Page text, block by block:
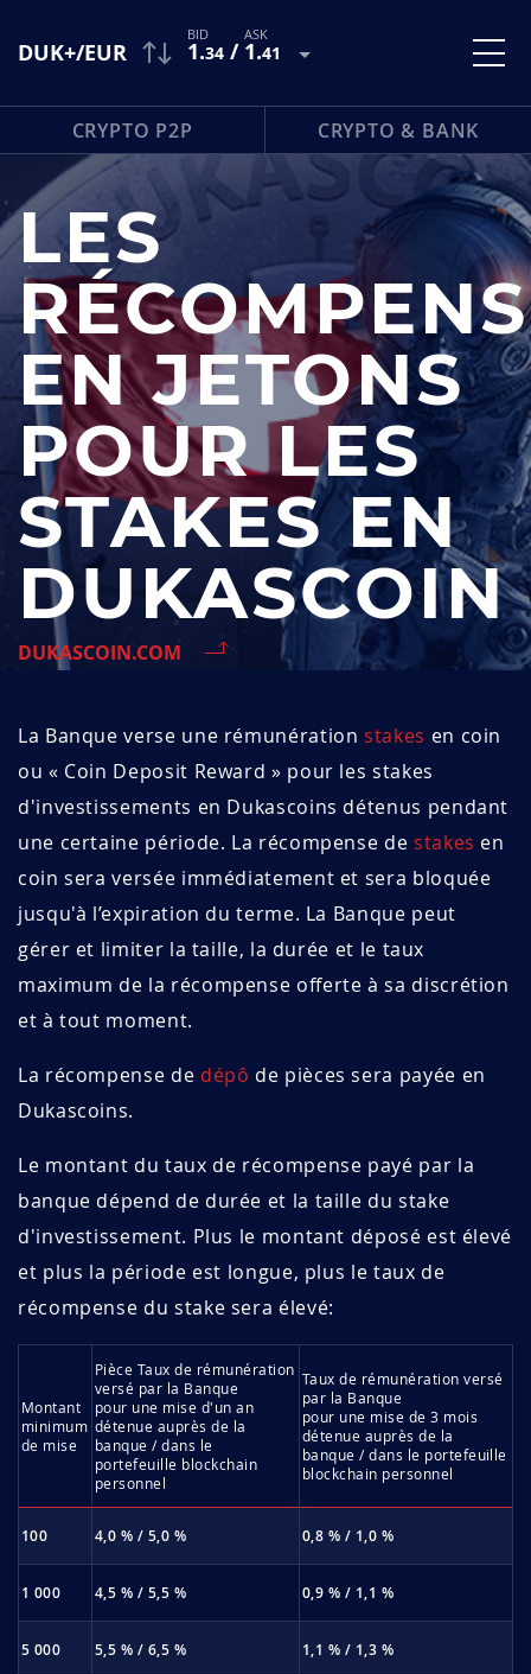
DUK+/EUR 1.34 / 1.41
CRYPTO P2P CRYPTO & BANK
DUKASCOIN.COM
LES
EN JETONS
POUR LES
STAKES EN
DUKASCOIN
La Banque verse une rémunération stakes en coin
ou « Coin Deposit Reward » pour les stakes
d'investissements en Dukascoins détenus pendant
une certaine période. La récompense de stakes en
coin sera versée immédiatement et sera bloquée
jusqu'à l’expiration du terme. La Banque peut
gérer et limiter la taille, la durée et le taux
maximum de la récompense offerte à sa discrétion
et à tout moment.
La récompense de dépô de pièces sera payée en
Dukascoins.
Le montant du taux de récompense payé par la
banque dépend de durée et la taille du stake
d'investissement. Plus le montant déposé est élevé
et plus la période est longue, plus le taux de
récompense du stake sera élevé:
Montant
minimum
de mise
Pièce Taux de rémunération
versé par la Banque
pour une mise d'un an
détenue auprès de la
banque / dans le
portefeuille blockchain
personnel
Taux de rémunération versé
par la Banque
pour une mise de 3 mois
détenue auprès de la
banque / dans le portefeuille
blockchain personnel
100 4,0 % / 5,0 % 0,8 % / 1,0 %
1 000 4,5 % / 5,5 % 0,9 % / 1,1 %
5 000 5,5 % / 6,5 % 1,1 % / 1,3 %